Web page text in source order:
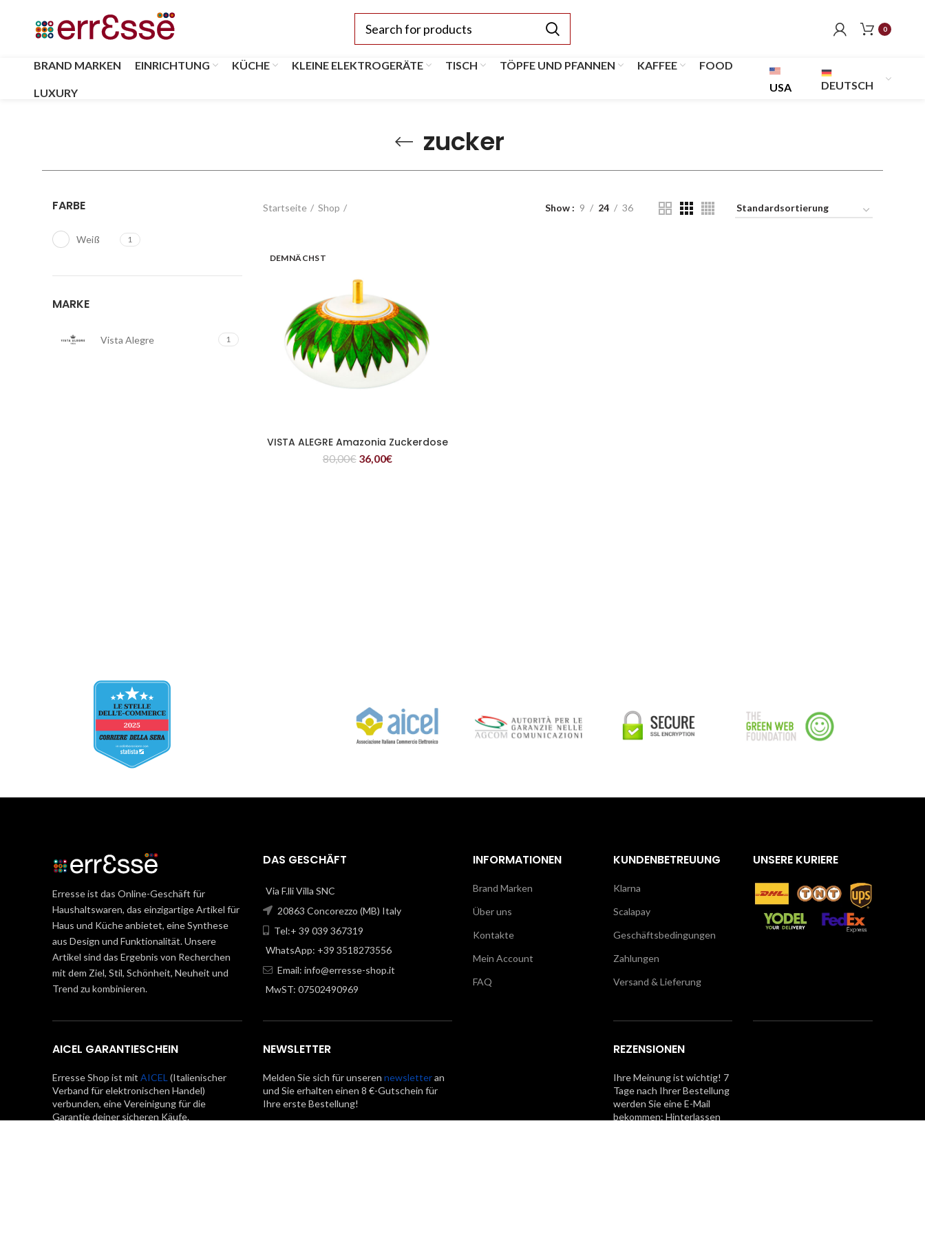
0
BRAND MARKEN EINRICHTUNG KÜCHE KLEINE ELEKTROGERÄTE TISCH TÖPFE UND PFANNEN KAFFEE FOOD
LUXURY USA DEUTSCH
zucker
FARBE
Weiß 1
MARKE
Vista Alegre 1
Startseite Shop Show 9 24 36
DEMNÄCHST
WEITERLESEN
VISTA ALEGRE Amazonia Zuckerdose
80,00€ 36,00€
Erresse ist das Online-Geschäft für
Haushaltswaren, das einzigartige Artikel für
Haus und Küche anbietet, eine Synthese
aus Design und Funktionalität. Unsere
Artikel sind das Ergebnis von Recherchen
mit dem Ziel, Stil, Schönheit, Neuheit und
Trend zu kombinieren.
AICEL GARANTIESCHEIN
Erresse Shop ist mit AICEL (Italienischer
Verband für elektronischen Handel)
verbunden, eine Vereinigung für die
Garantie deiner sicheren Käufe.
DAS GESCHÄFT
Via F.lli Villa SNC
20863 Concorezzo (MB) Italy
Tel:+ 39 039 367319
WhatsApp: +39 3518273556
Email: info@erresse-shop.it
MwST: 07502490969
NEWSLETTER
Melden Sie sich für unseren newsletteran
und Sie erhalten einen 8 €-Gutschein für
Ihre erste Bestellung!
INFORMATIONEN
Brand Marken
Über uns
Kontakte
Mein Account
FAQ
KUNDENBETREUUNG
Klarna
Scalapay
Geschäftsbedingungen
Zahlungen
Versand & Lieferung
REZENSIONEN
Ihre Meinung ist wichtig! 7
Tage nach Ihrer Bestellung
werden Sie eine E-Mail
bekommen: Hinterlassen
UNSERE KURIERE